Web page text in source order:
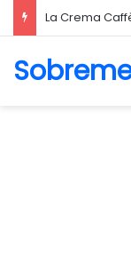
Tarte Flan